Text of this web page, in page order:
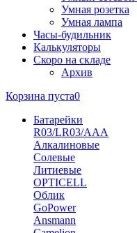
Умная розетка
Умная лампа
Часы-будильник
Калькуляторы
Скоро на складе
Архив
Корзина пуста0
Батарейки
R03/LR03/AAA
Алкалиновые
Солевые
Литиевые
OPTICELL
Облик
GoPower
Ansmann